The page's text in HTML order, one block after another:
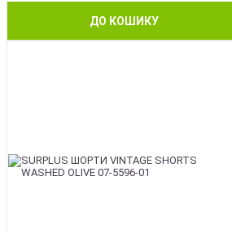
ДО КОШИКУ